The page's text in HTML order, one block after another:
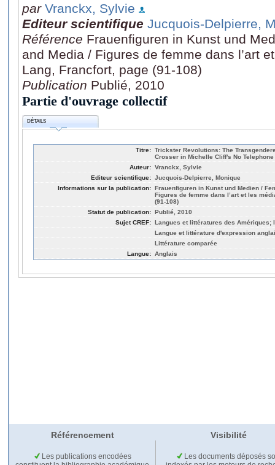
par Vranckx, Sylvie
Editeur scientifique Jucquois-Delpierre,
Référence Frauenfiguren in Kunst und
and Media / Figures de femme dans l’art
Lang, Francfort, page (91-108)
Publication Publié, 2010
Partie d'ouvrage collectif
DÉTAILS
Titre: Trickster Revolutions: The
Crosser in Michelle Cliff's No Telephone
Auteur: Vranckx, Sylvie
Editeur scientifique: Jucquois-Delpierre, Monique
Informations sur la publication: Frauenfiguren in Kunst und Medien /
Figures de femme dans l’art et les
(91-108)
Statut de publication: Publié, 2010
Sujet CREF: Langues et littératures des Amériques;
Langue et littérature d'expression
Littérature comparée
Langue: Anglais
Référencement Visibilité
Les publications encodées
Les documents déposés